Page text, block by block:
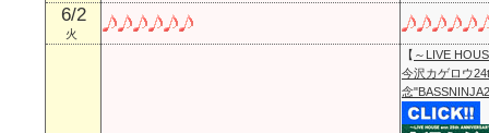
6/2
火
【 ～LIVE
今沢カゲロウ
念